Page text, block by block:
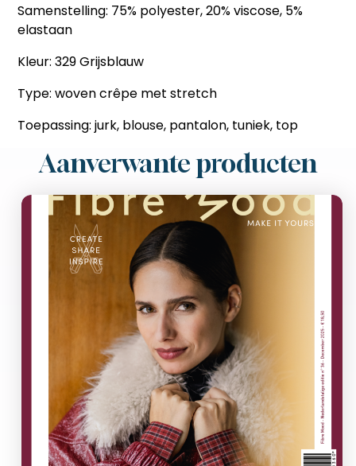
Samenstelling: 75% polyester, 20% viscose, 5%
elastaan
Kleur: 329 Grijsblauw
Type: woven crêpe met stretch
Toepassing: jurk, blouse, pantalon, tuniek, top
Aanverwante producten